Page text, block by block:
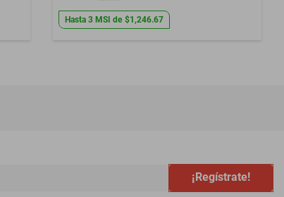
Hasta 3 MSI de $1,246.67
¡Regístrate!